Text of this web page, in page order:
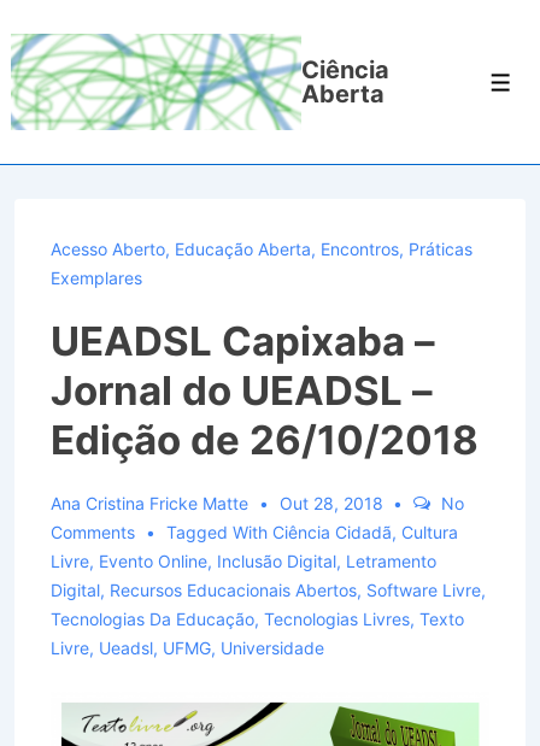
para
Ciência
Aberta
Acesso Aberto, Educação Aberta, Encontros, Práticas
Exemplares
UEADSL Capixaba –
Jornal do UEADSL –
Edição de 26/10/2018
Ana Cristina Fricke Matte Out 28, 2018
No
Comments
Tagged With Ciência Cidadã, Cultura
Livre, Evento Online, Inclusão Digital, Letramento
Digital, Recursos Educacionais Abertos, Software Livre,
Tecnologias Da Educação, Tecnologias Livres, Texto
Livre, Ueadsl, UFMG, Universidade